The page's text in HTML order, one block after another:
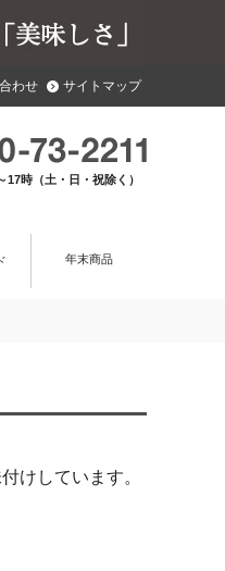
わせ サイトマップ
17時（土・日・祝除く）
年末商品
けしています。